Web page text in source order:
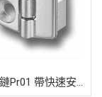
外露式鉸鏈Pr01 帶快速安裝裝置180